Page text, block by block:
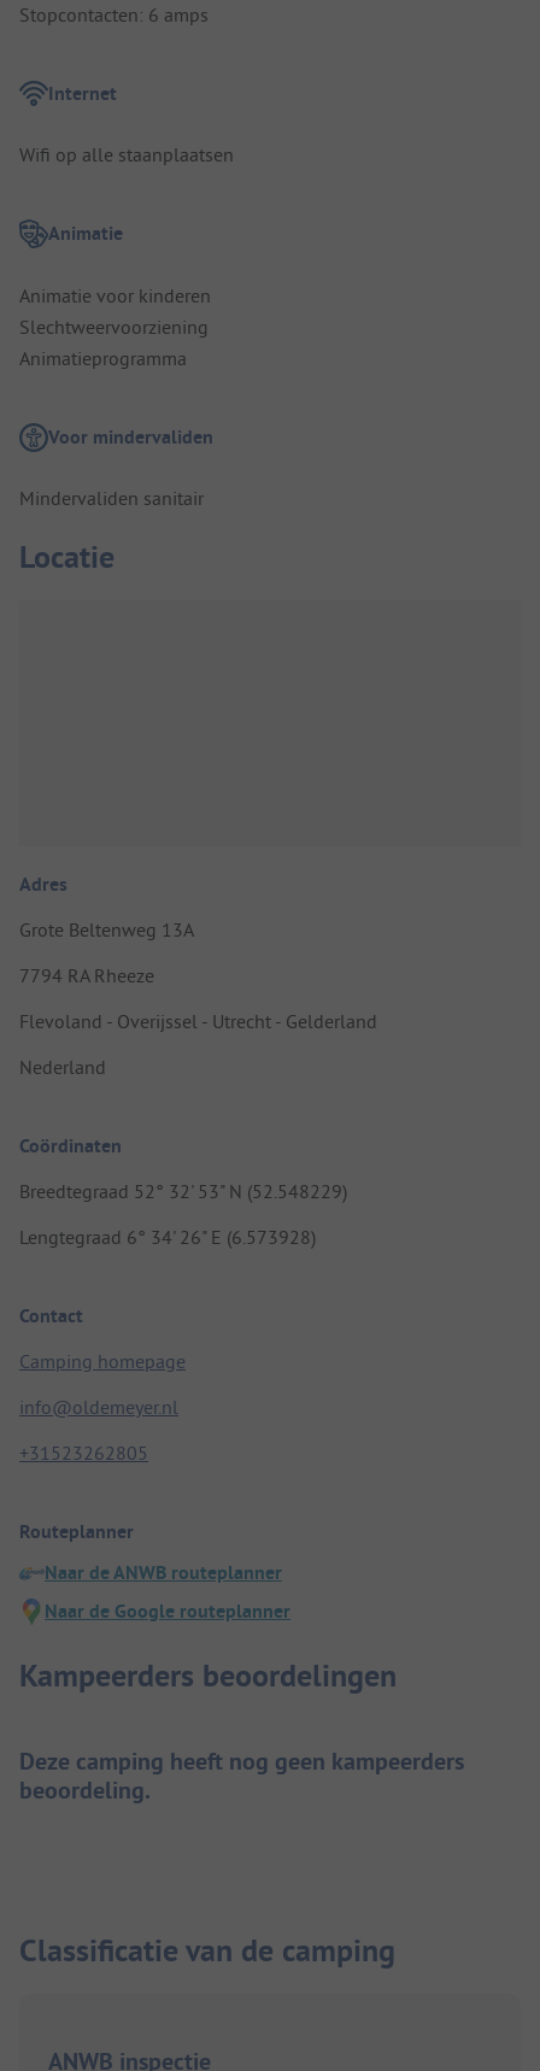
Stopcontacten: 6 amps
Internet
Wifi op alle staanplaatsen
Animatie
Animatie voor kinderen
Slechtweervoorziening
Animatieprogramma
Voor mindervaliden
Mindervaliden sanitair
Locatie
Adres
Grote Beltenweg 13A
7794 RA Rheeze
Flevoland - Overijssel - Utrecht - Gelderland
Nederland
Coördinaten
Breedtegraad 52° 32' 53" N (52.548229)
Lengtegraad 6° 34' 26" E (6.573928)
Contact
Camping homepage
info@oldemeyer.nl
+31523262805
Routeplanner
Naar de ANWB routeplanner
Naar de Google routeplanner
Kampeerders beoordelingen
Deze camping heeft nog geen kampeerders
beoordeling.
Classificatie van de camping
ANWB inspectie